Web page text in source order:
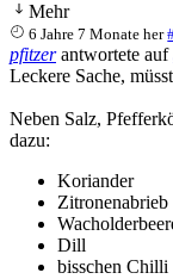
Mehr
6 Jahre 7 Monate her
pfitzerantwortete auf
Leckere Sache,
Neben Salz,
dazu:
Koriander
Zitronenabrieb
Dill
bisschen Chilli